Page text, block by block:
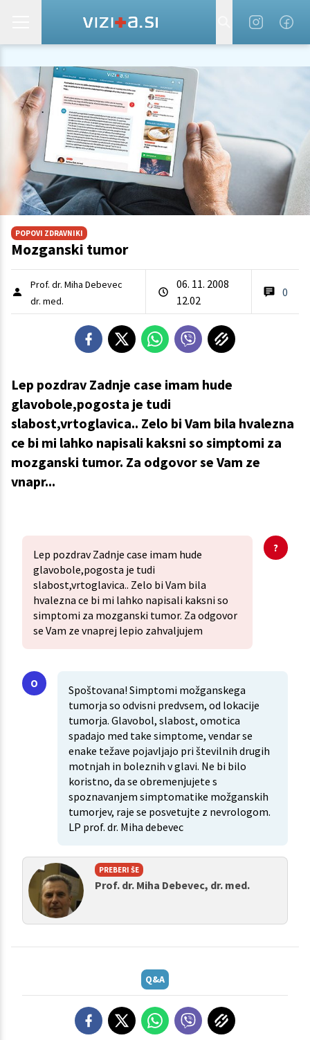
POPOVI ZDRAVNIKI
Mozganski tumor
Prof. dr. Miha Debevec
dr. med.
06. 11. 2008
12.02
0
Lep pozdrav Zadnje case imam hude
glavobole,pogosta je tudi
slabost,vrtoglavica.. Zelo bi Vam bila hvalezna
ce bi mi lahko napisali kaksni so simptomi za
mozganski tumor. Za odgovor se Vam ze
vnapr...
Lep pozdrav Zadnje case imam hude
glavobole,pogosta je tudi
slabost,vrtoglavica.. Zelo bi Vam bila
hvalezna ce bi mi lahko napisali kaksni so
simptomi za mozganski tumor. Za odgovor
se Vam ze vnaprej lepio zahvaljujem
Spoštovana! Simptomi možganskega
tumorja so odvisni predvsem, od lokacije
tumorja. Glavobol, slabost, omotica
spadajo med take simptome, vendar se
enake težave pojavljajo pri številnih drugih
motnjah in boleznih v glavi. Ne bi bilo
koristno, da se obremenjujete s
spoznavanjem simptomatike možganskih
tumorjev, raje se posvetujte z nevrologom.
LP prof. dr. Miha debevec
PREBERI ŠE
Prof. dr. Miha Debevec, dr. med.
Q&A